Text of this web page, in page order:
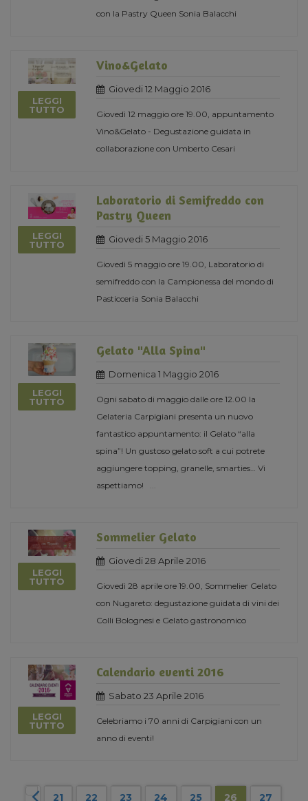
con la Pastry Queen Sonia Balacchi
LEGGI
TUTTO
Vino&Gelato
Giovedi 12 Maggio 2016
Giovedì 12 maggio ore 19.00, appuntamento
Vino&Gelato - Degustazione guidata in
collaborazione con Umberto Cesari
LEGGI
TUTTO
Laboratorio di Semifreddo con
Pastry Queen
Giovedi 5 Maggio 2016
Giovedì 5 maggio ore 19.00, Laboratorio di
semifreddo con la Campionessa del mondo di
Pasticceria Sonia Balacchi
LEGGI
TUTTO
Gelato "Alla Spina"
Domenica 1 Maggio 2016
Ogni sabato di maggio dalle ore 12.00 la
Gelateria Carpigiani presenta un nuovo
fantastico appuntamento: il Gelato “alla
spina”! Un gustoso gelato soft a cui potrete
aggiungere topping, granelle, smarties… Vi
aspettiamo!
LEGGI
TUTTO
Sommelier Gelato
Giovedi 28 Aprile 2016
Giovedì 28 aprile ore 19.00, Sommelier Gelato
con Nugareto: degustazione guidata di vini dei
Colli Bolognesi e Gelato gastronomico
LEGGI
TUTTO
Calendario eventi 2016
Sabato 23 Aprile 2016
Celebriamo i 70 anni di Carpigiani con un
anno di eventi!
21 22 23 24 25 26
27